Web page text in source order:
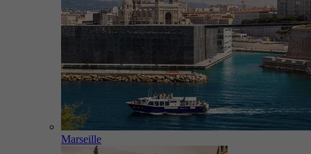
Marseille